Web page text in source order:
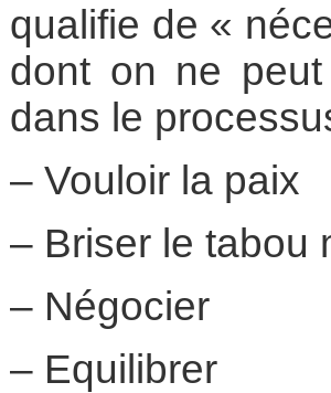
qualifie de «
dont on ne peut
dans le
– Vouloir la paix
– Briser le tabou
– Négocier
– Equilibrer